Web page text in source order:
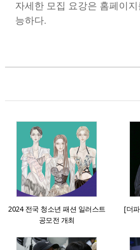
자세한 모집 요강은 홈페이
능하다.
2024 전국 청소년 패션 일러스트
공모전 개최
[더